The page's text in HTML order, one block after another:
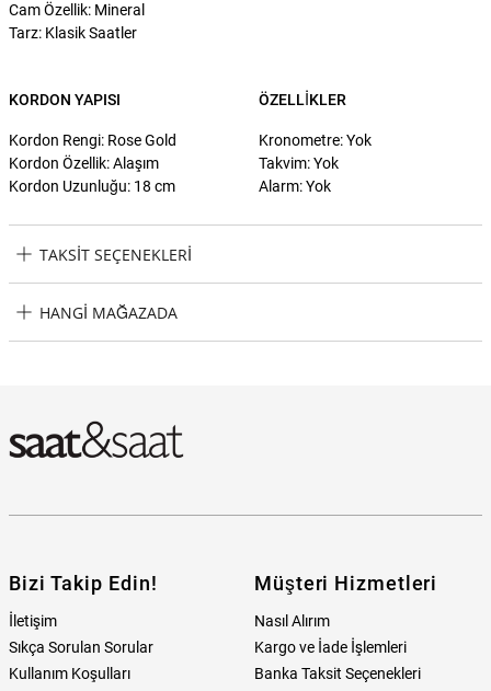
Cam Özellik: Mineral
Tarz: Klasik Saatler
KORDON YAPISI
Kordon Rengi: Rose Gold
Kordon Özellik: Alaşım
Kordon Uzunluğu: 18 cm
ÖZELLIKLER
Kronometre: Yok
Takvim: Yok
Alarm: Yok
TAKSIT SEÇENEKLERI
Seçenekleri
HANGI MAĞAZADA
Bizi Takip Edin!
İletişim
Sıkça Sorulan Sorular
Kullanım Koşulları
Müşteri Hizmetleri
Nasıl Alırım
Kargo ve İade İşlemleri
Banka Taksit Seçenekleri